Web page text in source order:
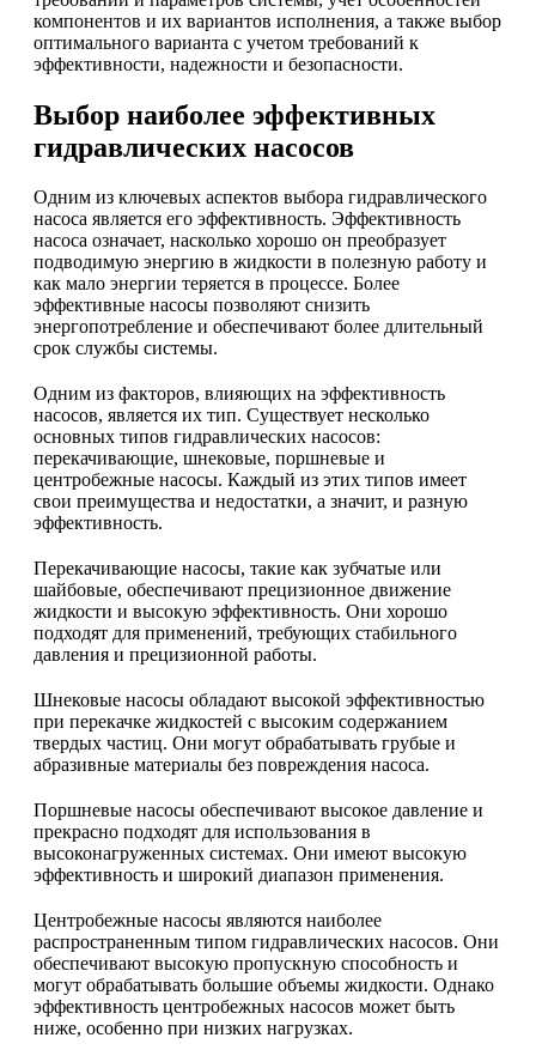
компонентов и их вариантов исполнения, а также выбор
оптимального варианта с учетом требований к
эффективности, надежности и безопасности.
Выбор наиболее эффективных
гидравлических насосов
Одним из ключевых аспектов выбора гидравлического
насоса является его эффективность. Эффективность
насоса означает, насколько хорошо он преобразует
подводимую энергию в жидкости в полезную работу и
как мало энергии теряется в процессе. Более
эффективные насосы позволяют снизить
энергопотребление и обеспечивают более длительный
срок службы системы.
Одним из факторов, влияющих на эффективность
насосов, является их тип. Существует несколько
основных типов гидравлических насосов:
перекачивающие, шнековые, поршневые и
центробежные насосы. Каждый из этих типов имеет
свои преимущества и недостатки, а значит, и разную
эффективность.
Перекачивающие насосы, такие как зубчатые или
шайбовые, обеспечивают прецизионное движение
жидкости и высокую эффективность. Они хорошо
подходят для применений, требующих стабильного
давления и прецизионной работы.
Шнековые насосы обладают высокой эффективностью
при перекачке жидкостей с высоким содержанием
твердых частиц. Они могут обрабатывать грубые и
абразивные материалы без повреждения насоса.
Поршневые насосы обеспечивают высокое давление и
прекрасно подходят для использования в
высоконагруженных системах. Они имеют высокую
эффективность и широкий диапазон применения.
Центробежные насосы являются наиболее
распространенным типом гидравлических насосов. Они
обеспечивают высокую пропускную способность и
могут обрабатывать большие объемы жидкости. Однако
эффективность центробежных насосов может быть
ниже, особенно при низких нагрузках.